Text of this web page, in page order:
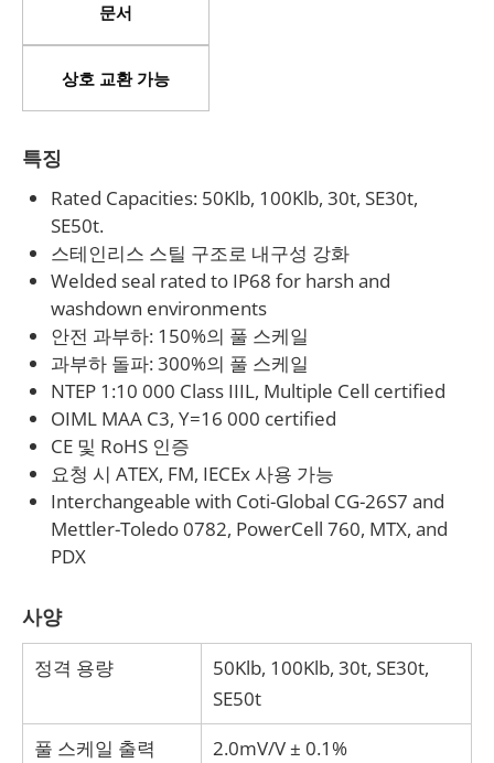
hazardous locations.
Certified to NTEP 1:10,000 Class IIIL Multiple Cell
and OIML MAA C3 (Y=16,000) standards, the 106TS
across bulk material handling, tank and vessel
weighing, process control, and heavy industrial scale
manufacturing. With a safe overload of 150% and
breaking overload of 300% of full scale, along with a
compensated temperature range of -10°C to 50°C,
the 106TS is built to perform reliably under
sustained industrial loads.
If your application requires a custom mounting
configuration or replacement for an existing canister
load cell system, ANYLOAD can assist with product
selection and cross-reference support. We work
with scale manufacturers, integrators, and plant
engineers to match capacity, mounting geometry,
applications.
문서
상호 교환 가능
특징
Rated Capacities: 50Klb, 100Klb, 30t, SE30t,
SE50t.
스테인리스 스틸 구조로 내구성 강화
Welded seal rated to IP68 for harsh and
washdown environments
안전 과부하: 150%의 풀 스케일
과부하 돌파: 300%의 풀 스케일
NTEP 1:10 000 Class IIIL, Multiple Cell certified
OIML MAA C3, Y=16 000 certified
CE 및 RoHS 인증
요청 시 ATEX, FM, IECEx 사용 가능
Interchangeable with Coti-Global CG-26S7 and
Mettler-Toledo 0782, PowerCell 760, MTX, and
PDX
사양
정격 용량
50Klb, 100Klb, 30t, SE30t,
SE50t
풀 스케일 출력
2.0mV/V ± 0.1%